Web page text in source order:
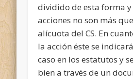
dividido de esta forma y
acciones no son más
alícuota del CS. En
la acción éste se
caso en los estatutos y
bien a través de un